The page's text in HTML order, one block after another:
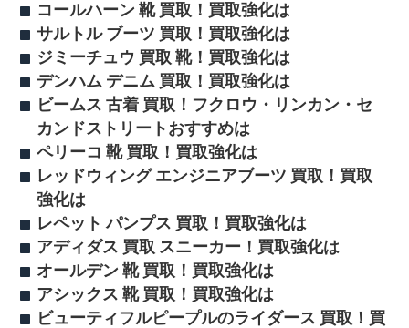
コールハーン 靴 買取！買取強化は
サルトル ブーツ 買取！買取強化は
ジミーチュウ 買取 靴！買取強化は
デンハム デニム 買取！買取強化は
ビームス 古着 買取！フクロウ・リンカン・セ
カンドストリートおすすめは
ペリーコ 靴 買取！買取強化は
レッドウィング エンジニアブーツ 買取！買取
強化は
レペット パンプス 買取！買取強化は
アディダス 買取 スニーカー！買取強化は
オールデン 靴 買取！買取強化は
アシックス 靴 買取！買取強化は
ビューティフルピープルのライダース 買取！買